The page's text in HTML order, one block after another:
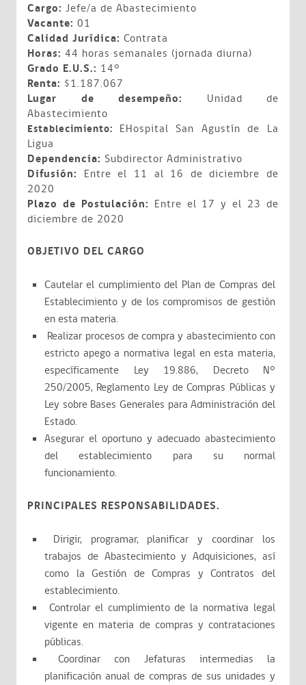
Cargo: Jefe/a de Abastecimiento
Vacante: 01
Calidad Jurídica: Contrata
Horas: 44 horas semanales (jornada diurna)
Grado E.U.S.: 14°
Renta: $1.187.067
Lugar de desempeño: Unidad de
Abastecimiento
Establecimiento: EHospital San Agustín de La
Ligua
Dependencia: Subdirector Administrativo
Difusión: Entre el 11 al 16 de diciembre de
2020
Plazo de Postulación: Entre el 17 y el 23 de
diciembre de 2020
OBJETIVO DEL CARGO
Cautelar el cumplimiento del Plan de Compras del
Establecimiento y de los compromisos de gestión
en esta materia.
Realizar procesos de compra y abastecimiento con
estricto apego a normativa legal en esta materia,
específicamente Ley 19.886, Decreto N°
250/2005, Reglamento Ley de Compras Públicas y
Ley sobre Bases Generales para Administración del
Estado.
Asegurar el oportuno y adecuado abastecimiento
del establecimiento para su normal
funcionamiento.
PRINCIPALES RESPONSABILIDADES.
Dirigir, programar, planificar y coordinar los
trabajos de Abastecimiento y Adquisiciones, así
como la Gestión de Compras y Contratos del
establecimiento.
Controlar el cumplimiento de la normativa legal
vigente en materia de compras y contrataciones
públicas.
Coordinar con Jefaturas intermedias la
planificación anual de compras de sus unidades y